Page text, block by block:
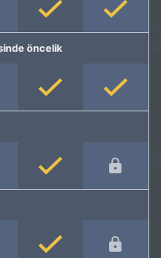
öncelik